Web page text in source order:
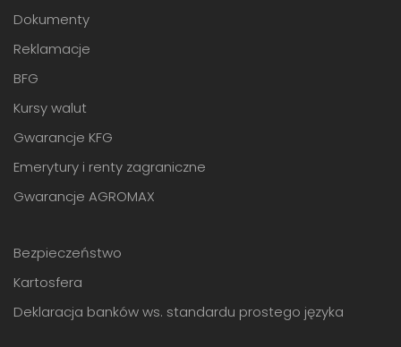
Dokumenty
Reklamacje
BFG
Kursy walut
Gwarancje KFG
Emerytury i renty zagraniczne
Gwarancje AGROMAX
Bezpieczeństwo
Kartosfera
Deklaracja banków ws. standardu prostego języka